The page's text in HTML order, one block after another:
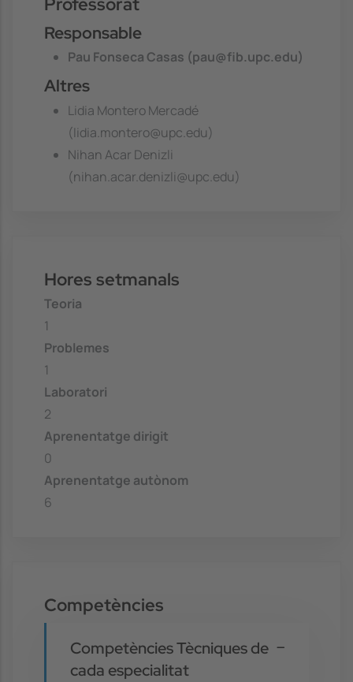
Responsable
Pau Fonseca Casas (pau@fib.upc.edu)
Altres
Lidia Montero Mercadé
(lidia.montero@upc.edu)
Nihan Acar Denizli
(nihan.acar.denizli@upc.edu)
Hores setmanals
Teoria
1
Problemes
1
Laboratori
2
Aprenentatge dirigit
0
Aprenentatge autònom
6
Competències
Competències Tècniques de
cada especialitat